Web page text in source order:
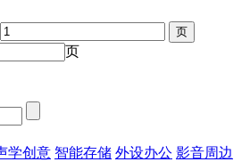
页
学创意 智能存储 外设办公 影音周边